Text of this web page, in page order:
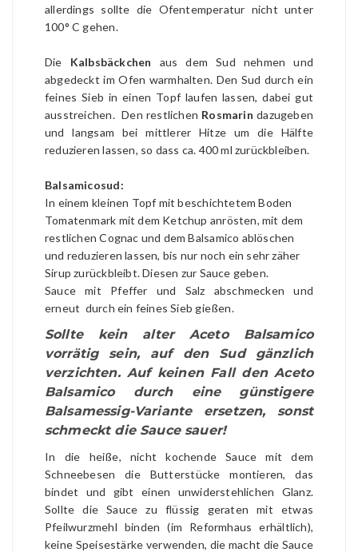
allerdings sollte die Ofentemperatur nicht unter
100° C gehen.
Die Kalbsbäckchen aus dem Sud nehmen und
abgedeckt im Ofen warmhalten. Den Sud durch ein
feines Sieb in einen Topf laufen lassen, dabei gut
ausstreichen. Den restlichen Rosmarin dazugeben
und langsam bei mittlerer Hitze um die Hälfte
reduzieren lassen, so dass ca. 400 ml zurückbleiben.
Balsamicosud:
In einem kleinen Topf mit beschichtetem Boden
Tomatenmark mit dem Ketchup anrösten, mit dem
restlichen Cognac und dem Balsamico ablöschen
und reduzieren lassen, bis nur noch ein sehr zäher
Sirup zurückbleibt. Diesen zur Sauce geben.
Sauce mit Pfeffer und Salz abschmecken und
erneut durch ein feines Sieb gießen.
Sollte kein alter Aceto Balsamico
vorrätig sein, auf den Sud gänzlich
verzichten. Auf keinen Fall den Aceto
Balsamico durch eine günstigere
Balsamessig-Variante ersetzen, sonst
schmeckt die Sauce sauer!
In die heiße, nicht kochende Sauce mit dem
Schneebesen die Butterstücke montieren, das
bindet und gibt einen unwiderstehlichen Glanz.
Sollte die Sauce zu flüssig geraten mit etwas
Pfeilwurzmehl binden (im Reformhaus erhältlich),
keine Speisestärke verwenden, die macht die Sauce